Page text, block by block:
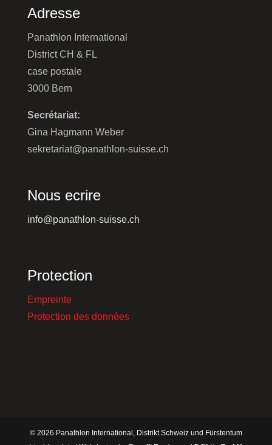
Adresse
Panathlon International
District CH & FL
case postale
3000 Bern
Secrétariat:
Gina Hagmann Weber
sekretariat@panathlon-suisse.ch
Nous ecrire
info@panathlon-suisse.ch
Protection
Empreinte
Protection des données
© 2026 Panathlon International, Distrikt Schweiz und Fürstentum